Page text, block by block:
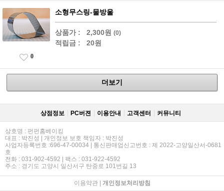
소형무스링-물방울
상품가 : 2,300원 (0)
적립금 : 20원
0
더보기
상점정보 PC버젼 이용안내 고객센터 커뮤니티
상호명 : 펀펀홈베이킹
대표 : 박진성 | 개인정보 보호 책임자 : 박진성
사업자등록번호 :696-47-00034 | 통신판매업신고번호 : 제 2022-고양일산서-0681
호
전화 : 031-902-4592 | 팩스 : 031-922-4592
주소 : 경기도 고양시 일산서구 탄중로 101번길 13
이용약관| 개인정보처리방침